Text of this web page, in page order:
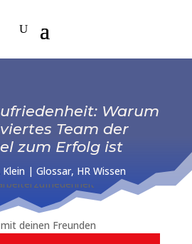
Warum
Team der
zum Erfolg ist
Klein | Glossar, HR Wissen
deinen Freunden